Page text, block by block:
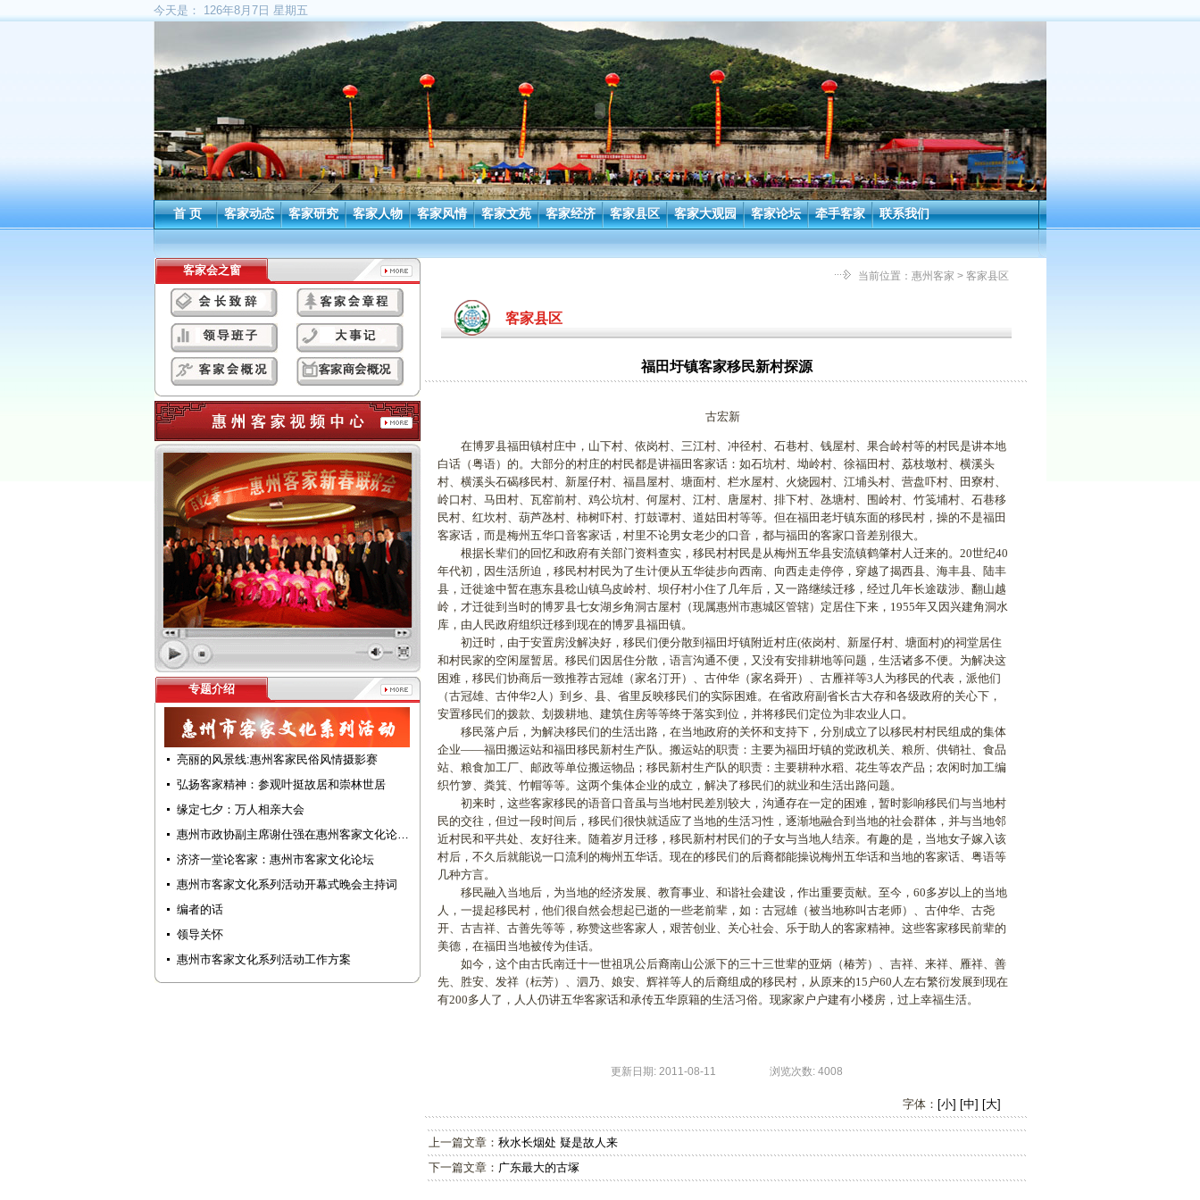
今天是： 126年8月7日 星期五
首 页 客家动态 客家研究 客家人物 客家风情 客家文苑 客家经济 客家县区 客家大观园 客家论坛 牵手客家 联系我们
客家会之窗
专题介绍
亮丽的风景线:惠州客家民俗风情摄影赛
弘扬客家精神：参观叶挺故居和崇林世居
缘定七夕：万人相亲大会
惠州市政协副主席谢仕强在惠州客家文化论…
济济一堂论客家：惠州市客家文化论坛
惠州市客家文化系列活动开幕式晚会主持词
编者的话
领导关怀
惠州市客家文化系列活动工作方案
当前位置：惠州客家 > 客家县区
客家县区
福田圩镇客家移民新村探源
古宏新
在博罗县福田镇村庄中，山下村、依岗村、三江村、冲径村、石巷村、钱屋村、果合岭村等的村民是讲本地
白话（粤语）的。大部分的村庄的村民都是讲福田客家话：如石坑村、坳岭村、徐福田村、荔枝墩村、横溪头
村、横溪头石碣移民村、新屋仔村、福昌屋村、塘面村、栏水屋村、火烧园村、江埔头村、营盘吓村、田寮村、
岭口村、马田村、瓦窑前村、鸡公坑村、何屋村、江村、唐屋村、排下村、氹塘村、围岭村、竹笺埔村、石巷移
民村、红坎村、葫芦氹村、柿树吓村、打鼓谭村、道姑田村等等。但在福田老圩镇东面的移民村，操的不是福田
客家话，而是梅州五华口音客家话，村里不论男女老少的口音，都与福田的客家口音差别很大。
根据长辈们的回忆和政府有关部门资料查实，移民村村民是从梅州五华县安流镇鹤肇村人迁来的。20世纪40
年代初，因生活所迫，移民村村民为了生计便从五华徒步向西南、向西走走停停，穿越了揭西县、海丰县、陆丰
县，迁徙途中暂在惠东县稔山镇乌皮岭村、坝仔村小住了几年后，又一路继续迁移，经过几年长途跋涉、翻山越
岭，才迁徙到当时的博罗县七女湖乡角洞古屋村（现属惠州市惠城区管辖）定居住下来，1955年又因兴建角洞水
库，由人民政府组织迁移到现在的博罗县福田镇。
初迁时，由于安置房没解决好，移民们便分散到福田圩镇附近村庄(依岗村、新屋仔村、塘面村)的祠堂居住
和村民家的空闲屋暂居。移民们因居住分散，语言沟通不便，又没有安排耕地等问题，生活诸多不便。为解决这
困难，移民们协商后一致推荐古冠雄（家名汀开）、古仲华（家名舜开）、古雁祥等3人为移民的代表，派他们
（古冠雄、古仲华2人）到乡、县、省里反映移民们的实际困难。在省政府副省长古大存和各级政府的关心下，
安置移民们的拨款、划拨耕地、建筑住房等等终于落实到位，并将移民们定位为非农业人口。
移民落户后，为解决移民们的生活出路，在当地政府的关怀和支持下，分別成立了以移民村村民组成的集体
企业——福田搬运站和福田移民新村生产队。搬运站的职责：主要为福田圩镇的党政机关、粮所、供销社、食品
站、粮食加工厂、邮政等单位搬运物品；移民新村生产队的职责：主要耕种水稻、花生等农产品；农闲时加工编
织竹箩、粪箕、竹帽等等。这两个集体企业的成立，解决了移民们的就业和生活出路问题。
初来时，这些客家移民的语音口音虽与当地村民差別较大，沟通存在一定的困难，暂时影响移民们与当地村
民的交往，但过一段时间后，移民们很快就适应了当地的生活习性，逐渐地融合到当地的社会群体，并与当地邻
近村民和平共处、友好往来。随着岁月迁移，移民新村村民们的子女与当地人结亲。有趣的是，当地女子嫁入该
村后，不久后就能说一口流利的梅州五华话。现在的移民们的后裔都能操说梅州五华话和当地的客家话、粤语等
几种方言。
移民融入当地后，为当地的经济发展、教育事业、和谐社会建设，作出重要贡献。至今，60多岁以上的当地
人，一提起移民村，他们很自然会想起已逝的一些老前辈，如：古冠雄（被当地称叫古老师）、古仲华、古尧
开、古吉祥、古善先等等，称赞这些客家人，艰苦创业、关心社会、乐于助人的客家精神。这些客家移民前辈的
美德，在福田当地被传为佳话。
如今，这个由古氏南迁十一世祖巩公后裔南山公派下的三十三世辈的亚炳（椿芳）、吉祥、来祥、雁祥、善
先、胜安、发祥（枟芳）、泗乃、娘安、辉祥等人的后裔组成的移民村，从原来的15户60人左右繁衍发展到现在
有200多人了，人人仍讲五华客家话和承传五华原籍的生活习俗。现家家户户建有小楼房，过上幸福生活。
更新日期: 2011-08-11 浏览次数: 4008
字体： [小] [中] [大]
上一篇文章： 秋水长烟处 疑是故人来
下一篇文章： 广东最大的古塚